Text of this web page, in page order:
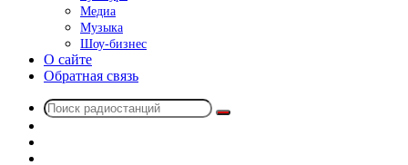
Медиа
Музыка
Шоу-бизнес
О сайте
Обратная связь
Поиск